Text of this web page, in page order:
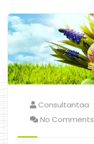
Consultantaa
No Comments